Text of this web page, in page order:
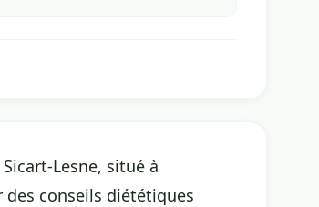
Lesne, situé à
conseils diététiques